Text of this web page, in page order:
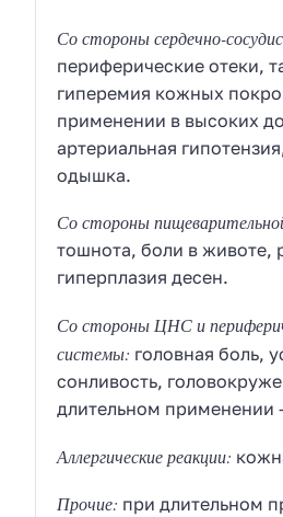
Со стороны сердечно-
периферические отеки,
гиперемия кожных
применении в высоких
артериальная
одышка.
Со стороны
тошнота, боли в животе,
гиперплазия десен.
Со стороны ЦНС и
системы: головная боль,
сонливость,
длительном применении
Аллергические реакции:
Прочие: при длительном